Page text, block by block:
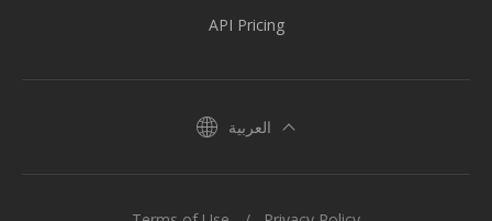
API Pricing
العربية